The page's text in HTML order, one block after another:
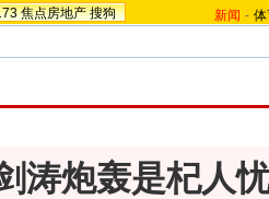
焦点房地产 搜狗 新闻 -
涛炮轰是杞人